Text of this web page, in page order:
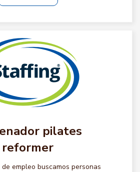
pilates
reformer
empleo buscamos personas